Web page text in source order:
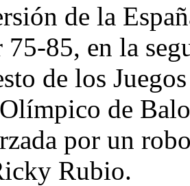
de la
75-85, en la
de los
de
por un
Rubio.